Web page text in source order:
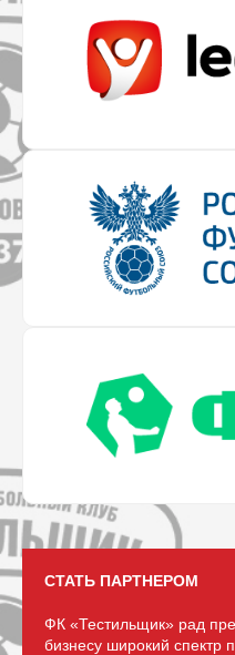
СТАТЬ ПАРТНЕРОМ
ФК «Тестильщик» рад
бизнесу широкий спектр